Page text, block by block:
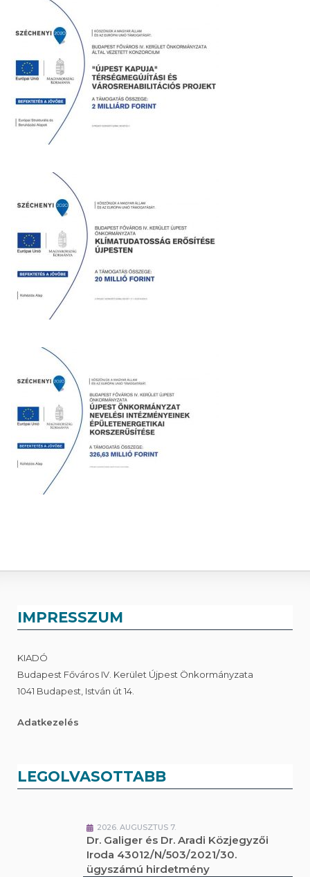
IMPRESSZUM
KIADÓ
Budapest Főváros IV. Kerület Újpest Önkormányzata
1041 Budapest, István út 14.
Adatkezelés
LEGOLVASOTTABB
2026. AUGUSZTUS 7.
Dr. Galiger és Dr. Aradi Közjegyzői
Iroda 43012/N/503/2021/30.
ügyszámú hirdetmény